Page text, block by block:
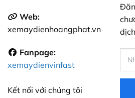
Web:
xemaydienhoangphat.vn
Fanpage:
xemaydienvinfast
Kết nối với chúng tôi